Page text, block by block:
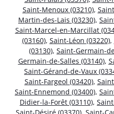
Saint-Menoux (03210),
Martin-des-Lais (03230),
Saint-Marcel-en-Marcillat
(03160), Saint-Léon (03220),
(03130), Saint-Germain-
Germain-de-Salles (03140),
Saint-Gérand-de-Vaux
Saint-Fargeol (03420),
Saint-Ennemond (03400),
Didier-la-Forêt (03110),